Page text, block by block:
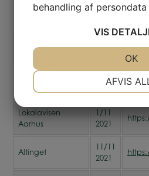
15/7
Kristeligt Dagblad
6/9
2021
Lokalavisen
Aarhus
1/11
2021
Altinget
11/11
2021
behandling af persondata
VIS
MARKETING
AFVIS
OK